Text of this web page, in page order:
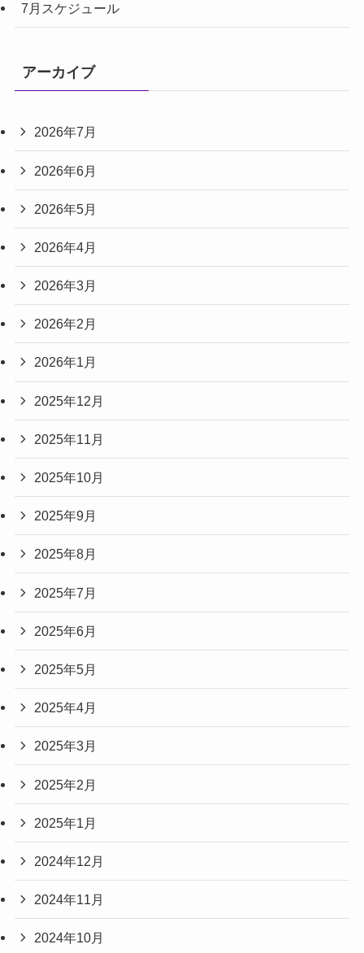
7月スケジュール
アーカイブ
2026年7月
2026年6月
2026年5月
2026年4月
2026年3月
2026年2月
2026年1月
2025年12月
2025年11月
2025年10月
2025年9月
2025年8月
2025年7月
2025年6月
2025年5月
2025年4月
2025年3月
2025年2月
2025年1月
2024年12月
2024年11月
2024年10月